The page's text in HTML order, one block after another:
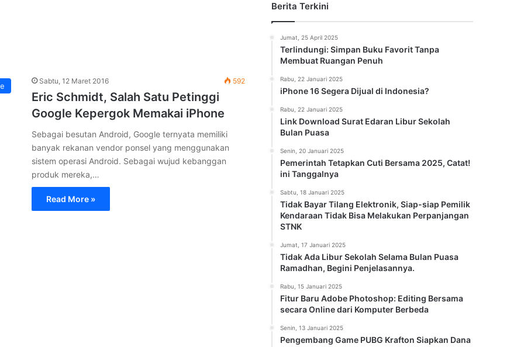
Sabtu, 12 Maret 2016 592
Eric Schmidt, Salah Satu Petinggi
Google Kepergok Memakai iPhone
Sebagai besutan Android, Google ternyata memiliki
banyak rekanan vendor ponsel yang menggunakan
sistem operasi Android. Sebagai wujud kebanggan
produk mereka,…
Read More »
Berita Terkini
Jumat, 25 April 2025
Terlindungi: Simpan Buku Favorit Tanpa
Membuat Ruangan Penuh
Rabu, 22 Januari 2025
iPhone 16 Segera Dijual di Indonesia?
Rabu, 22 Januari 2025
Link Download Surat Edaran Libur Sekolah
Bulan Puasa
Senin, 20 Januari 2025
Pemerintah Tetapkan Cuti Bersama 2025, Catat!
ini Tanggalnya
Sabtu, 18 Januari 2025
Tidak Bayar Tilang Elektronik, Siap-siap Pemilik
Kendaraan Tidak Bisa Melakukan Perpanjangan
STNK
Jumat, 17 Januari 2025
Tidak Ada Libur Sekolah Selama Bulan Puasa
Ramadhan, Begini Penjelasannya.
Rabu, 15 Januari 2025
Fitur Baru Adobe Photoshop: Editing Bersama
secara Online dari Komputer Berbeda
Senin, 13 Januari 2025
Pengembang Game PUBG Krafton Siapkan Dana